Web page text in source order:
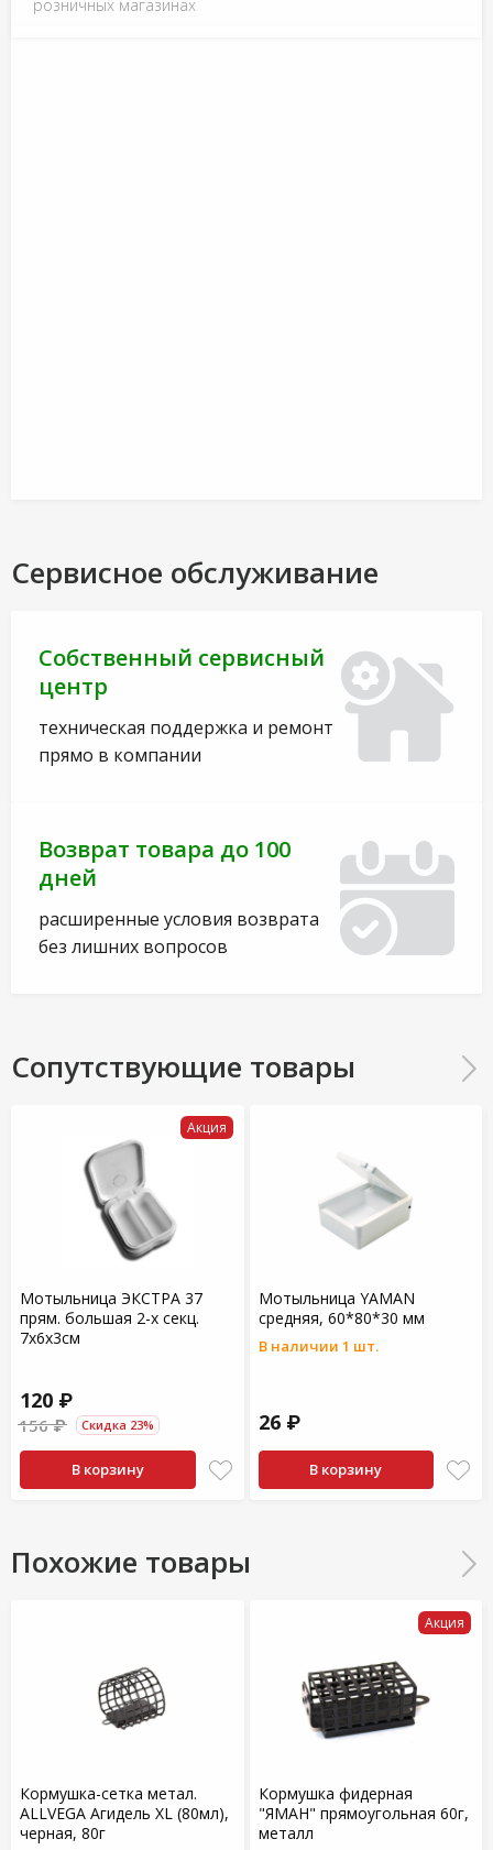
розничных магазинах
Сервисное обслуживание
Собственный сервисный
центр
техническая поддержка и ремонт
прямо в компании
Возврат товара до 100
дней
расширенные условия возврата
без лишних вопросов
Сопутствующие товары
Акция
Мотыльница ЭКСТРА 37
прям. большая 2-х секц.
7х6х3см
120 ₽
156 ₽ Скидка 23%
В корзину
Мотыльница YAMAN
средняя, 60*80*30 мм
В наличии 1 шт.
26 ₽
В корзину
Похожие товары
Кормушка-сетка метал.
ALLVEGA Агидель XL (80мл),
черная, 80г
Акция
Кормушка фидерная
"ЯМАН" прямоугольная 60г,
металл